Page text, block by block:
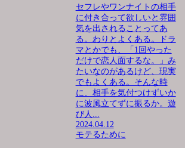
セフレやワンナイトの相手
に付き合って欲しいと雰囲
気を出されることってあ
る。わりとよくある。ドラ
マとかでも、「1回やった
だけで恋人面するな。」み
たいなのがあるけど、現実
でもよくある。そんな時
に、相手を気付つけずいか
に波風立てずに振るか。遊
び人...
2024.04.12
モテるために